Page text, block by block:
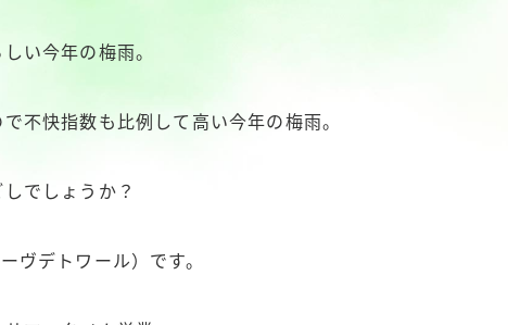
い今年の梅雨。
不快指数も比例して高い今年の梅雨。
でしょうか？
ヴデトワール）です。